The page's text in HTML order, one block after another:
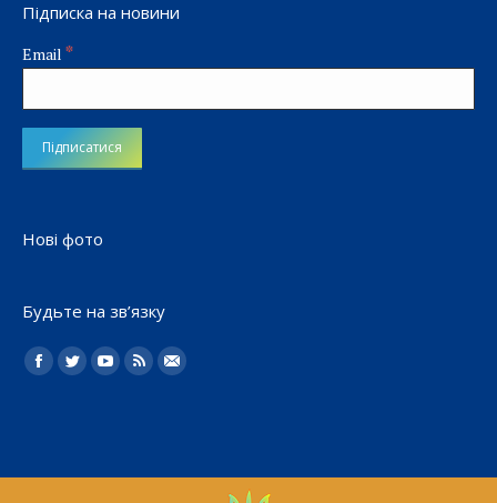
Підписка на новини
Email *
Нові фото
Будьте на зв’язку
Найдите нас:
Facebook
TwitterYouTube
Rss Електронна